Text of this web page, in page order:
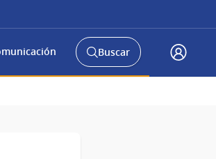
Abrir
buscador
Buscar
Acceso